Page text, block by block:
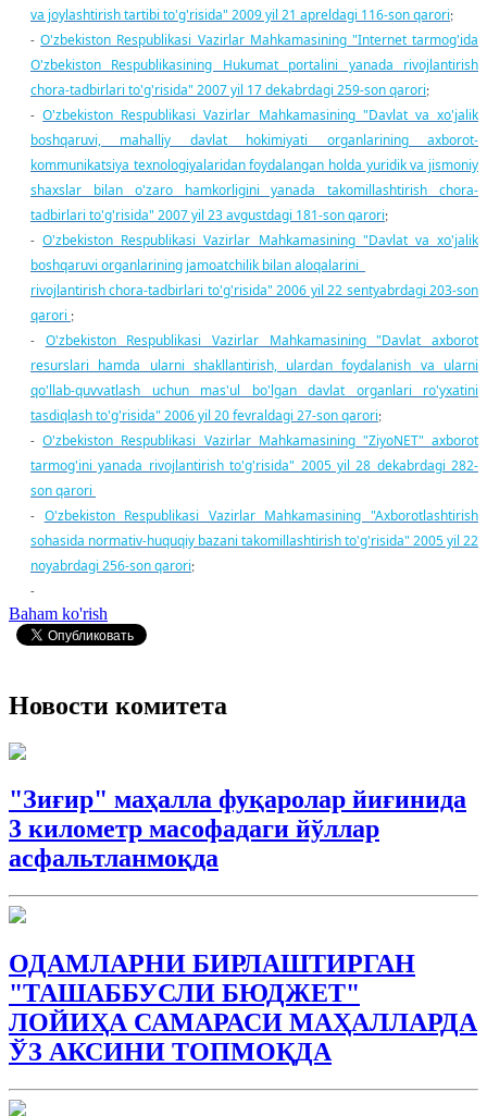
va joylashtirish tartibi to'g'risida" 2009 yil 21 apreldagi 116-son qarori;
- O'zbekiston Respublikasi Vazirlar Mahkamasining "Internet tarmog'ida
O'zbekiston Respublikasining Hukumat portalini yanada rivojlantirish
chora-tadbirlari to'g'risida" 2007 yil 17 dekabrdagi 259-son qarori;
- O'zbekiston Respublikasi Vazirlar Mahkamasining "Davlat va xo'jalik
boshqaruvi, mahalliy davlat hokimiyati organlarining axborot-
kommunikatsiya texnologiyalaridan foydalangan holda yuridik va jismoniy
shaxslar bilan o'zaro hamkorligini yanada takomillashtirish chora-
tadbirlari to'g'risida" 2007 yil 23 avgustdagi 181-son qarori;
- O'zbekiston Respublikasi Vazirlar Mahkamasining "Davlat va xo'jalik
boshqaruvi organlarining jamoatchilik bilan aloqalarini
rivojlantirish chora-tadbirlari to'g'risida" 2006 yil 22 sentyabrdagi 203-son
qarori ;
-
O'zbekiston Respublikasi Vazirlar Mahkamasining "Davlat axborot
resurslari hamda ularni shakllantirish, ulardan foydalanish va ularni
qo'llab-quvvatlash uchun mas'ul bo'lgan davlat organlari ro'yxatini
tasdiqlash to'g'risida" 2006 yil 20 fevraldagi 27-son qarori;
- O'zbekiston Respublikasi Vazirlar Mahkamasining "ZiyoNET" axborot
tarmog'ini yanada rivojlantirish to'g'risida" 2005 yil 28 dekabrdagi 282-
son qarori
-
O'zbekiston Respublikasi Vazirlar Mahkamasining "Axborotlashtirish
sohasida normativ-huquqiy bazani takomillashtirish to'g'risida" 2005 yil 22
noyabrdagi 256-son qarori;
-
Baham ko'rish
Новости комитета
"Зиғир" маҳалла фуқаролар йиғинида
3 километр масофадаги йўллар
асфальтланмоқда
ОДАМЛАРНИ БИРЛАШТИРГАН
"ТАШАББУСЛИ БЮДЖEТ"
ЛОЙИҲА САМАРАСИ МАҲАЛЛАРДА
ЎЗ АКСИНИ ТОПМОҚДА